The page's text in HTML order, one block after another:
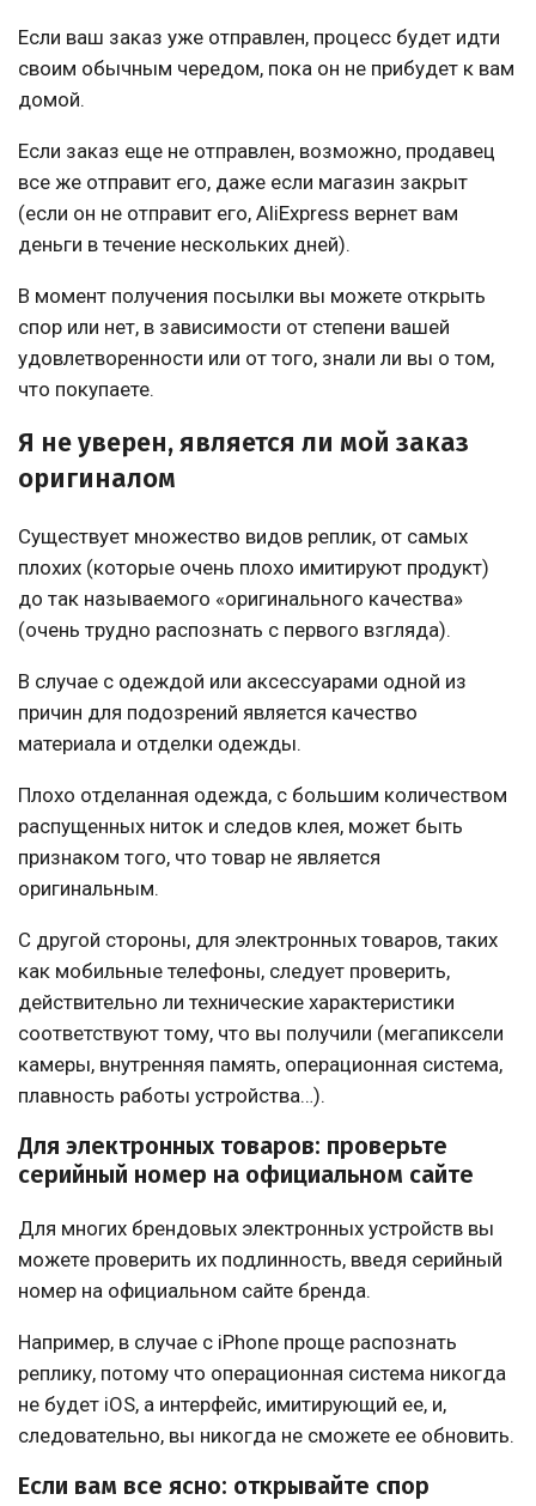
Если ваш заказ уже отправлен, процесс будет идти
своим обычным чередом, пока он не прибудет к вам
домой.
Если заказ еще не отправлен, возможно, продавец
все же отправит его, даже если магазин закрыт
(если он не отправит его, AliExpress вернет вам
деньги в течение нескольких дней).
В момент получения посылки вы можете открыть
спор или нет, в зависимости от степени вашей
удовлетворенности или от того, знали ли вы о том,
что покупаете.
Я не уверен, является ли мой заказ
оригиналом
Существует множество видов реплик, от самых
плохих (которые очень плохо имитируют продукт)
до так называемого «оригинального качества»
(очень трудно распознать с первого взгляда).
В случае с одеждой или аксессуарами одной из
причин для подозрений является качество
материала и отделки одежды.
Плохо отделанная одежда, с большим количеством
распущенных ниток и следов клея, может быть
признаком того, что товар не является
оригинальным.
С другой стороны, для электронных товаров, таких
как мобильные телефоны, следует проверить,
действительно ли технические характеристики
соответствуют тому, что вы получили (мегапиксели
камеры, внутренняя память, операционная система,
плавность работы устройства…).
Для электронных товаров: проверьте
серийный номер на официальном сайте
Для многих брендовых электронных устройств вы
можете проверить их подлинность, введя серийный
номер на официальном сайте бренда.
Например, в случае с iPhone проще распознать
реплику, потому что операционная система никогда
не будет iOS, а интерфейс, имитирующий ее, и,
следовательно, вы никогда не сможете ее обновить.
Если вам все ясно: открывайте спор